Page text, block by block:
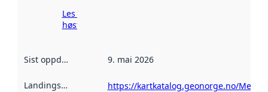
Les mer om
høsting her
Sist oppdatert 9. mai 2026
Landingsside
https://kartkatalog.geonorge.no/